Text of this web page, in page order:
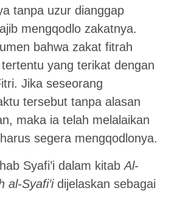
tanpa uzur dianggap
mengqodlo zakatnya.
bahwa zakat fitrah
yang terikat dengan
Jika seseorang
tersebut tanpa alasan
maka ia telah melalaikan
segera mengqodlonya.
Syafi’i dalam kitabAl-
al-Syafi’idijelaskan sebagai